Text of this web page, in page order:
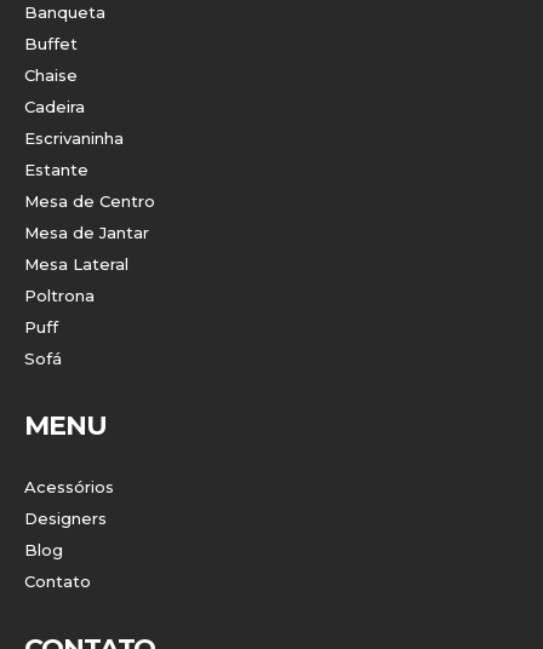
Banqueta
Buffet
Chaise
Cadeira
Escrivaninha
Estante
Mesa de Centro
Mesa de Jantar
Mesa Lateral
Poltrona
Puff
Sofá
MENU
Acessórios
Designers
Blog
Contato